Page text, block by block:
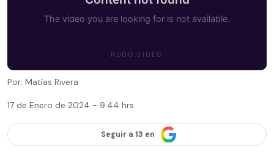
Por: Matías Rivera
17 de Enero de 2024 - 9:44 hrs.
Seguir a 13 en